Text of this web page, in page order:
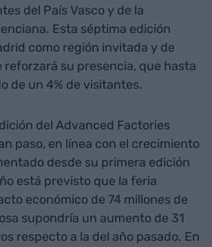
del País Vasco y de la
Esta séptima edición
como región invitada y de
reforzará su presencia, que hasta
de un 4% de visitantes.
del Advanced Factories
paso, en línea con el crecimiento
desde su primera edición
está previsto que la feria
económico de 74 millones de
supondría un aumento de 31
respecto a la del año pasado. En